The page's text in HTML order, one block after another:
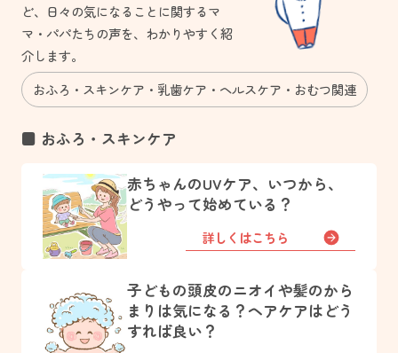
ど、日々の気になることに関するマ
マ・パパたちの声を、わかりやすく紹
介します。
おふろ
スキンケア 乳歯ケア ヘルスケア おむつ関連
■ おふろ・スキンケア
赤ちゃんのUVケア、いつから、
どうやって始めている？
詳しくはこちら
子どもの頭皮のニオイや髪のから
まりは気になる？ヘアケアはどう
すれば良い？